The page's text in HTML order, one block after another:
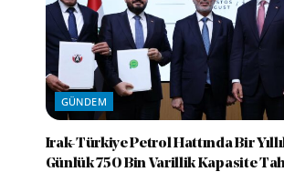
GÜNDEM
Irak-Türkiye Petrol Hattında Bir
Günlük 750 Bin Varillik Kapasite